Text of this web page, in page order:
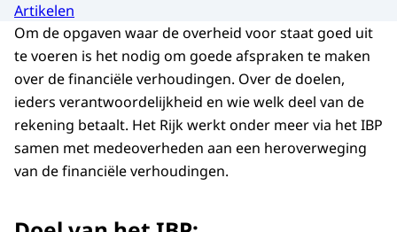
Artikelen
Om de opgaven waar de overheid voor staat goed uit
te voeren is het nodig om goede afspraken te maken
over de financiële verhoudingen. Over de doelen,
ieders verantwoordelijkheid en wie welk deel van de
rekening betaalt. Het Rijk werkt onder meer via het IBP
samen met medeoverheden aan een heroverweging
van de financiële verhoudingen.